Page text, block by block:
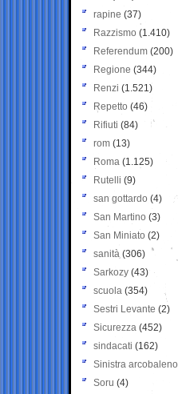
rapine (37)
Razzismo (1.410)
Referendum (200)
Regione (344)
Renzi (1.521)
Repetto (46)
Rifiuti (84)
rom (13)
Roma (1.125)
Rutelli (9)
san gottardo (4)
San Martino (3)
San Miniato (2)
sanità (306)
Sarkozy (43)
scuola (354)
Sestri Levante (2)
Sicurezza (452)
sindacati (162)
Sinistra arcobaleno
Soru (4)